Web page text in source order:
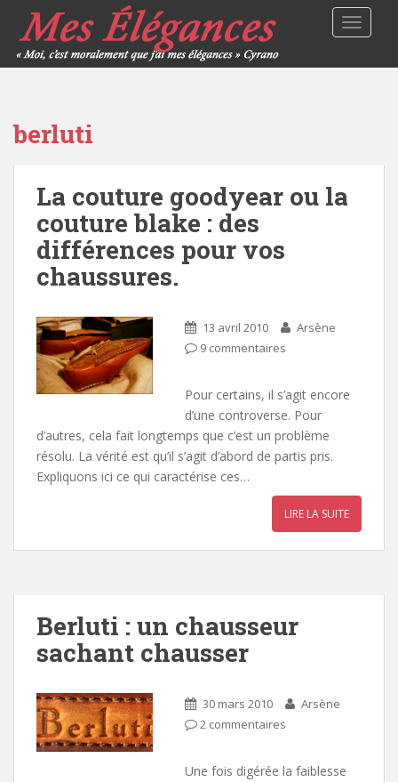
berluti
La couture goodyear ou la
couture blake : des
différences pour vos
chaussures.
13 avril 2010
Arsène
9 commentaires
Pour certains, il s’agit encore
d’une controverse. Pour
d’autres, cela fait longtemps que c’est un problème
résolu. La vérité est qu’il s’agit d’abord de partis pris.
Expliquons ici ce qui caractérise ces…
LIRE LA SUITE
Berluti : un chausseur
sachant chausser
30 mars 2010
Arsène
2 commentaires
Une fois digérée la faiblesse